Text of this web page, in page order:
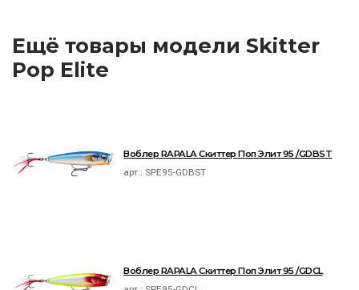
Ещё товары модели Skitter
Pop Elite
Воблер RAPALA Скиттер Поп Элит 95 /GDBST
арт.: SPE95-GDBST
Воблер RAPALA Скиттер Поп Элит 95 /GDCL